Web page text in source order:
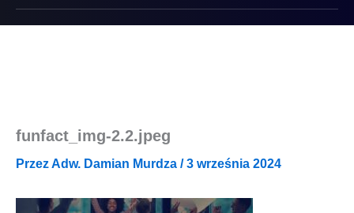
funfact_img‑2.2.jpeg
PrzezAdw. Damian Murdza /3 września 2024